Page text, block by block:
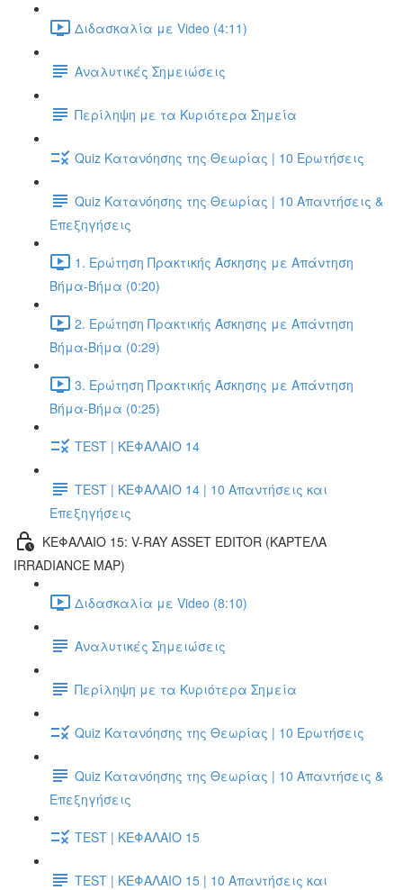
Διδασκαλία με Video (4:11)
Αναλυτικές Σημειώσεις
Περίληψη με τα Κυριότερα Σημεία
Quiz Κατανόησης της Θεωρίας | 10 Ερωτήσεις
Quiz Κατανόησης της Θεωρίας | 10 Απαντήσεις &
Επεξηγήσεις
1. Ερώτηση Πρακτικής Άσκησης με Απάντηση
Βήμα-Βήμα (0:20)
2. Ερώτηση Πρακτικής Άσκησης με Απάντηση
Βήμα-Βήμα (0:29)
3. Ερώτηση Πρακτικής Άσκησης με Απάντηση
Βήμα-Βήμα (0:25)
TEST | ΚΕΦΑΛΑΙΟ 14
TEST | ΚΕΦΑΛΑΙΟ 14 | 10 Απαντήσεις και
Επεξηγήσεις
ΚΕΦΑΛΑΙΟ 15: V-RAY ASSET EDITOR (ΚΑΡΤΕΛΑ
IRRADIANCE MAP)
Διδασκαλία με Video (8:10)
Αναλυτικές Σημειώσεις
Περίληψη με τα Κυριότερα Σημεία
Quiz Κατανόησης της Θεωρίας | 10 Ερωτήσεις
Quiz Κατανόησης της Θεωρίας | 10 Απαντήσεις &
Επεξηγήσεις
TEST | ΚΕΦΑΛΑΙΟ 15
TEST | ΚΕΦΑΛΑΙΟ 15 | 10 Απαντήσεις και